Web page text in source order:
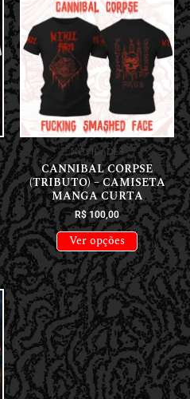
NOVIDADES
CANNIBAL CORPSE
(TRIBUTO) – CAMISETA
MANGA CURTA
R$100,00
Ver opções